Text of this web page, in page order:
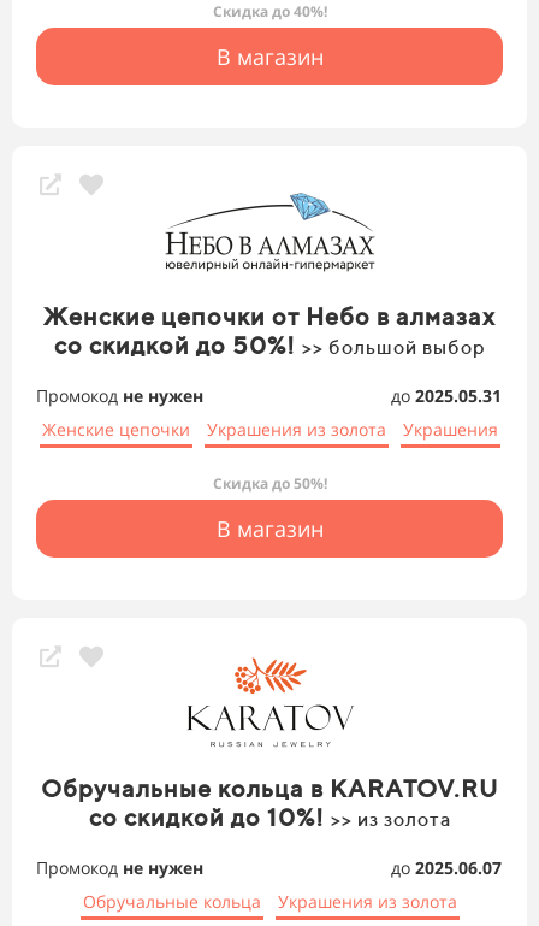
Скидка до 40%!
В магазин
Женские цепочки от Небо в алмазах
со скидкой до 50%! >> большой выбор
Промокод не нужен до 2025.05.31
Женские цепочки
Украшения из золота Украшения
Скидка до 50%!
В магазин
Обручальные кольца в KARATOV.RU
со скидкой до 10%! >> из золота
Промокод не нужен до 2025.06.07
Обручальные кольца
Украшения из золота